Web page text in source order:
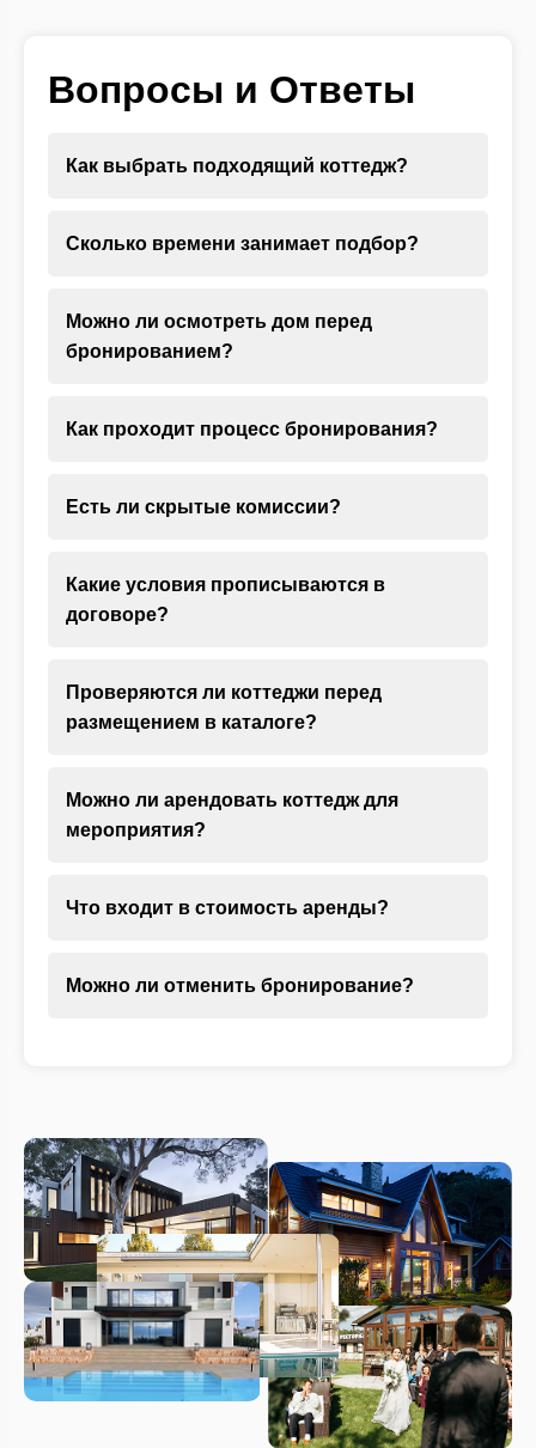
Вопросы и Ответы
Как выбрать подходящий коттедж?
Сколько времени занимает подбор?
Можно ли осмотреть дом перед
бронированием?
Как проходит процесс бронирования?
Есть ли скрытые комиссии?
Какие условия прописываются в
договоре?
Проверяются ли коттеджи перед
размещением в каталоге?
Можно ли арендовать коттедж для
мероприятия?
Что входит в стоимость аренды?
Можно ли отменить бронирование?